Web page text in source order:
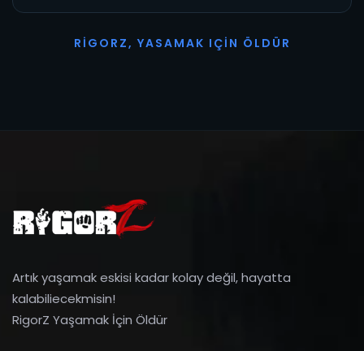
R I G O R Z, YASAMAK I ÇI N Ö L D Ü R
Artık yaşamak eskisi kadar kolay değil, hayatta
kalabiliecekmisin!
RigorZ Yaşamak İçin Öldür